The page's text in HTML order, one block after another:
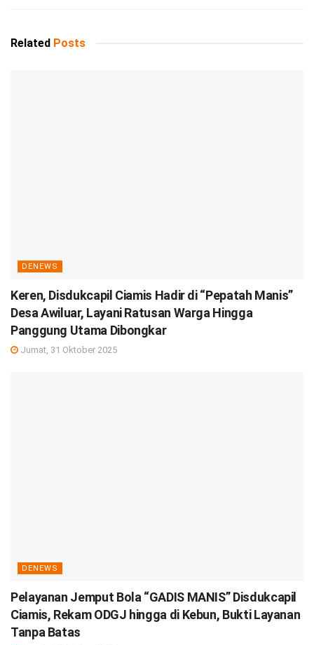
Related Posts
DENEWS
Keren, Disdukcapil Ciamis Hadir di “Pepatah Manis”
Desa Awiluar, Layani Ratusan Warga Hingga
Panggung Utama Dibongkar
Jumat, 31 Oktober 2025
DENEWS
Pelayanan Jemput Bola “GADIS MANIS” Disdukcapil
Ciamis, Rekam ODGJ hingga di Kebun, Bukti Layanan
Tanpa Batas